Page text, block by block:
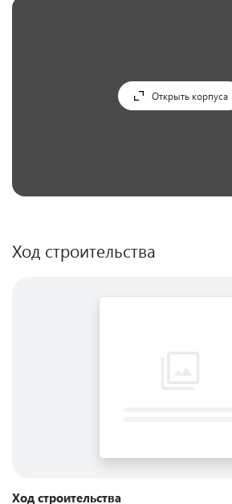
Открыть корпуса
Ход строительства
Ход строительства